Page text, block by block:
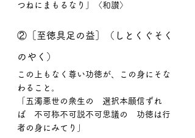
つねにまもるなり」〈和讃〉
②［至徳具足の益］（しとくぐそく
のやく）
この上もなく尊い功徳が、この身にそな
わること。
「五濁悪世の衆生の　選択本願信ずれ
ば　不可称不可説不可思議の　功徳は行
者の身にみてり」